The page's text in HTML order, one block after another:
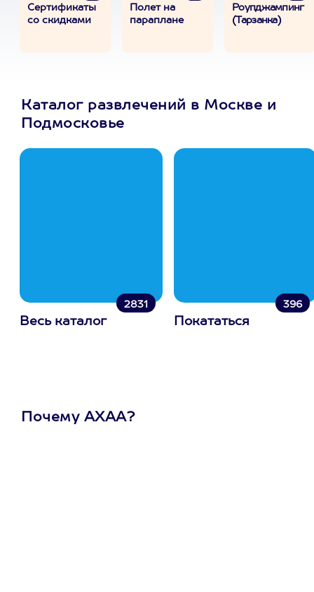
Сертификаты
со скидками
Полет на
параплане
Роупджампинг
(Тарзанка)
Каталог развлечений в Москве и
Подмосковье
2831
Весь каталог
396
Покататься
Почему АХАА?